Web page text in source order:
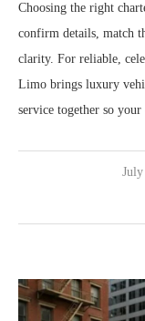
Choosing the right
confirm details, match
clarity. For reliable,
Limo brings luxury
service together so